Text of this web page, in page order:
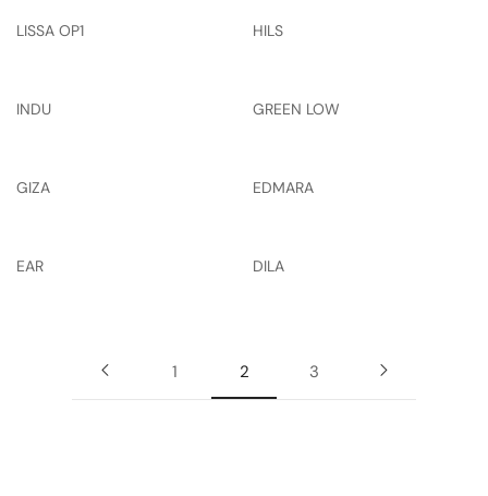
LISSA OP1 HILS
INDU GREEN LOW
GIZA EDMARA
EAR DILA
1 2 3